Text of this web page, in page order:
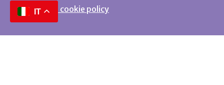
Privacy e cookie policy
IT